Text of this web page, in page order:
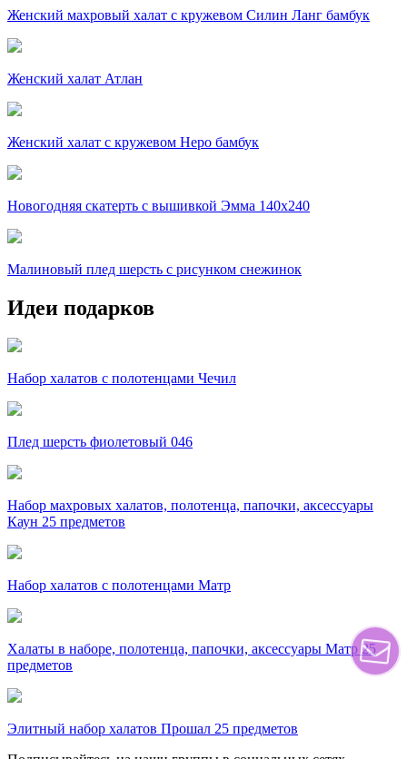
Женский махровый халат с кружевом Силин Ланг бамбук
Женский халат Атлан
Женский халат с кружевом Неро бамбук
Новогодняя скатерть с вышивкой Эмма 140х240
Малиновый плед шерсть с рисунком снежинок
Идеи подарков
Набор халатов с полотенцами Чечил
Плед шерсть фиолетовый 046
Набор махровых халатов, полотенца, папочки, аксессуары
Каун 25 предметов
Набор халатов с полотенцами Матр
Халаты в наборе, полотенца, папочки, аксессуары Матр 25
предметов
Элитный набор халатов Прошал 25 предметов